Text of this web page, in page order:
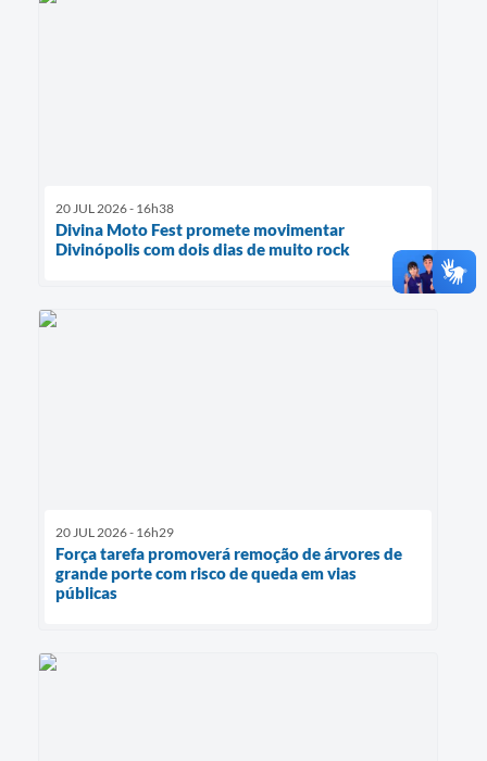
20 JUL 2026 - 16h38
Divina Moto Fest promete movimentar
Divinópolis com dois dias de muito rock
20 JUL 2026 - 16h29
Força tarefa promoverá remoção de árvores de
grande porte com risco de queda em vias
públicas